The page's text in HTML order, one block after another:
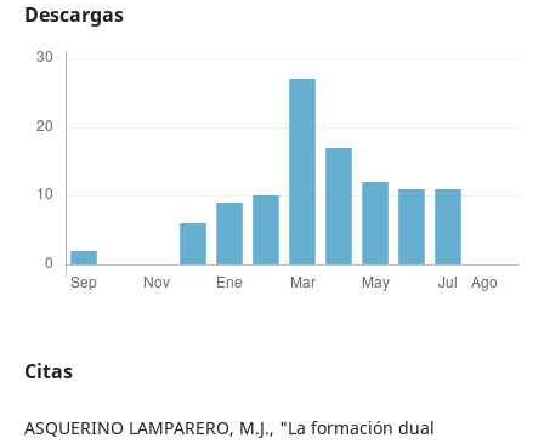
Descargas
Citas
ASQUERINO LAMPARERO, M.J., "La formación dual